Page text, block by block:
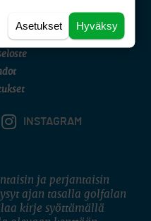
INSTAGRAM
ja perjantaisin
ajan tasalla golfalan
kirje syöttämällä
Hyväksy
Asetukset